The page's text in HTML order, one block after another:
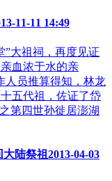
11-11 14:49
”大祖祠，再度见证
血浓于水的亲
人员推算得知，林龙
五代祖，佐证了岱
第四世孙徙居澎湖
陆祭祖2013-04-03